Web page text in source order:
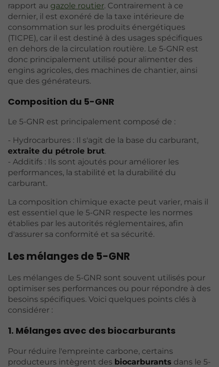
rapport au gazole routier. Contrairement à ce
dernier, il est exonéré de la taxe intérieure de
consommation sur les produits énergétiques
(TICPE), car il est destiné à des usages spécifiques
en dehors de la circulation routière. Le 5-GNR est
donc principalement utilisé pour alimenter des
engins agricoles, des machines de chantier, ainsi
que des générateurs.
Composition du 5-GNR
Le 5-GNR est principalement composé de :
- Hydrocarbures : Il s'agit de la base du carburant,
extraite du pétrole brut.
- Additifs : Ils sont ajoutés pour améliorer les
performances, la stabilité et la durabilité du
carburant.
La composition chimique exacte peut varier, mais il
est essentiel que le 5-GNR respecte les normes
établies par les autorités réglementaires, afin
d'assurer sa conformité et sa sécurité.
Les mélanges de 5-GNR
Les mélanges de 5-GNR sont souvent utilisés pour
optimiser ses performances ou pour répondre à des
besoins spécifiques. Voici quelques points clés à
considérer :
1. Mélanges avec des biocarburants
Pour réduire l'empreinte carbone, certains
producteurs intègrent des biocarburants dans le 5-